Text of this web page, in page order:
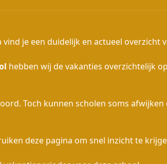
vind je een duidelijk en actueel overzicht
hebben wij de vakanties overzichtelijk
Toch kunnen scholen soms
deze pagina om snel inzicht te